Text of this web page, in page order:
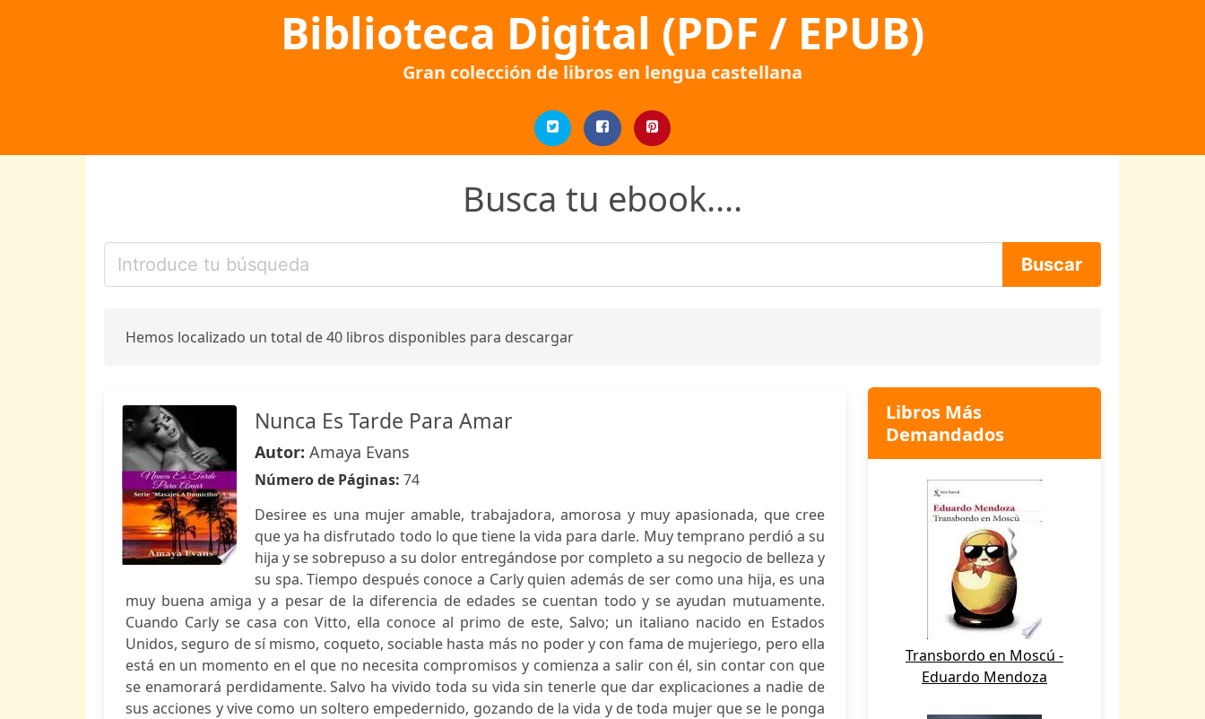
Biblioteca Digital (PDF / EPUB)
Gran colección de libros en lengua castellana
Busca tu ebook....
Hemos localizado un total de 40 libros disponibles para descargar
Nunca Es Tarde Para Amar
Autor: Amaya Evans
Número de Páginas: 74
Desiree es una mujer amable, trabajadora, amorosa y muy apasionada, que cree
que ya ha disfrutado todo lo que tiene la vida para darle. Muy temprano perdió a su
hija y se sobrepuso a su dolor entregándose por completo a su negocio de belleza y
su spa. Tiempo después conoce a Carly quien además de ser como una hija, es una
muy buena amiga y a pesar de la diferencia de edades se cuentan todo y se ayudan mutuamente.
Cuando Carly se casa con Vitto, ella conoce al primo de este, Salvo; un italiano nacido en Estados
Unidos, seguro de sí mismo, coqueto, sociable hasta más no poder y con fama de mujeriego, pero ella
está en un momento en el que no necesita compromisos y comienza a salir con él, sin contar con que
se enamorará perdidamente. Salvo ha vivido toda su vida sin tenerle que dar explicaciones a nadie de
sus acciones y vive como un soltero empedernido, gozando de la vida y de toda mujer que se le ponga
Libros Más
Demandados
Transbordo en Moscú -
Eduardo Mendoza